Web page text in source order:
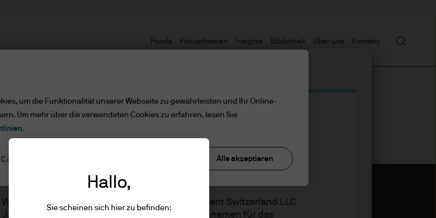
werden von JPMorgan Asset Management Switzerland LLC
Morgan Asset Management ist, dem Markennamen für das
Fonds Fokusthemen Insights Bibliothek Über uns Kontakt Suchen
Hallo,
Sie scheinen sich hier zu befinden:
um die Funktionalität unserer Webseite zu gewährleisten und Ihr Online-
Um mehr über die verwendeten Cookies zu erfahren, lesen Sie
Alle akzeptieren
Cookie-Einstellungen